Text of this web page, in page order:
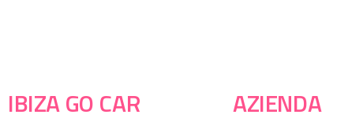
IBIZA GO CAR AZIENDA